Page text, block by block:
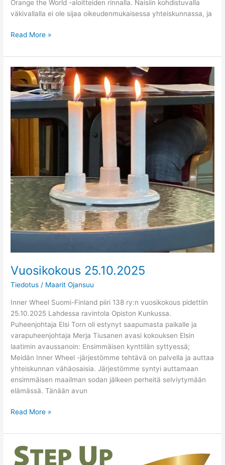
Orange the World -aloitteiden rinnalla. Naisiin kohdistuvalla
väkivallalla ei ole sijaa oikeudenmukaisessa yhteiskunnassa, ja
Read More »
Vuosikokous 25.10.2025
Tiedotus / Maarit Ojansuu
Inner Wheel Suomi-Finland piiri 138 ry:n vuosikokous pidettiin
25.10.2025 Lahdessa ravintola Opiston Kunkussa.
Puheenjohtaja Elsi Torn oli estynyt saapumasta paikalle ja
varapuheenjohtaja Merja Tiusanen avasi kokouksen Elsin
laatimin avaussanoin: Ensimmäisen kynttilän syttyessä;
Meidän Inner Wheel -järjestömme tehtävä on palvella ja auttaa
yhteiskunnan vähäosaisia. Järjestömme syntyi auttamaan
ensimmäisen maailman sodan jälkeen perheitä selviytymään
elämässä. Tänään avun
Vuosikokous
25.10.2025
Read More »
Inner
Wheel